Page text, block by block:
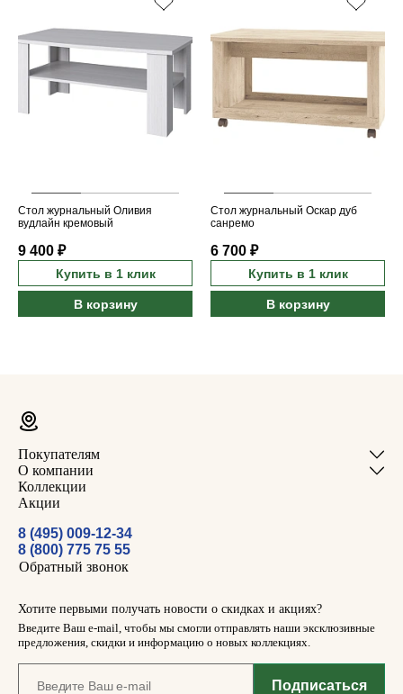
Стол журнальный Оливия
вудлайн кремовый
9 400 ₽
Купить в 1 клик
В корзину
Стол журнальный Оскар дуб
санремо
6 700 ₽
Купить в 1 клик
В корзину
Покупателям
О компании
Коллекции
Акции
8 (495) 009-12-34
8 (800) 775 75 55
Обратный звонок
Хотите первыми получать новости о скидках и акциях?
Введите Ваш e-mail, чтобы мы смогли отправлять наши эксклюзивные
предложения, скидки и информацию о новых коллекциях.